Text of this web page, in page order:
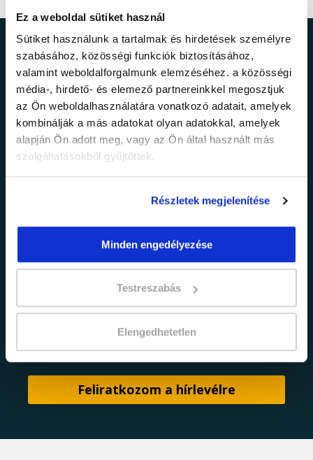
Ez a weboldal sütiket használ
Sütiket használunk a tartalmak és hirdetések személyre
szabásához, közösségi funkciók biztosításához,
valamint weboldalforgalmunk elemzéséhez. a közösségi
média-, hirdető- és elemező partnereinkkel megosztjuk
az Ön weboldalhasználatára vonatkozó adatait, amelyek
kombinálják a más adatokat olyan adatokkal, amelyek
alapján Ön adott meg, vagy az Ön által használt más
szolgáltatásokból gyűjtöttek.
Részletek megjelenítése
Minden engedélyezése
Testreszabás
Elengedhetetlen
Ne maradj le a
legfrissebb
információkról!
adatkezelési tájékoztatóban